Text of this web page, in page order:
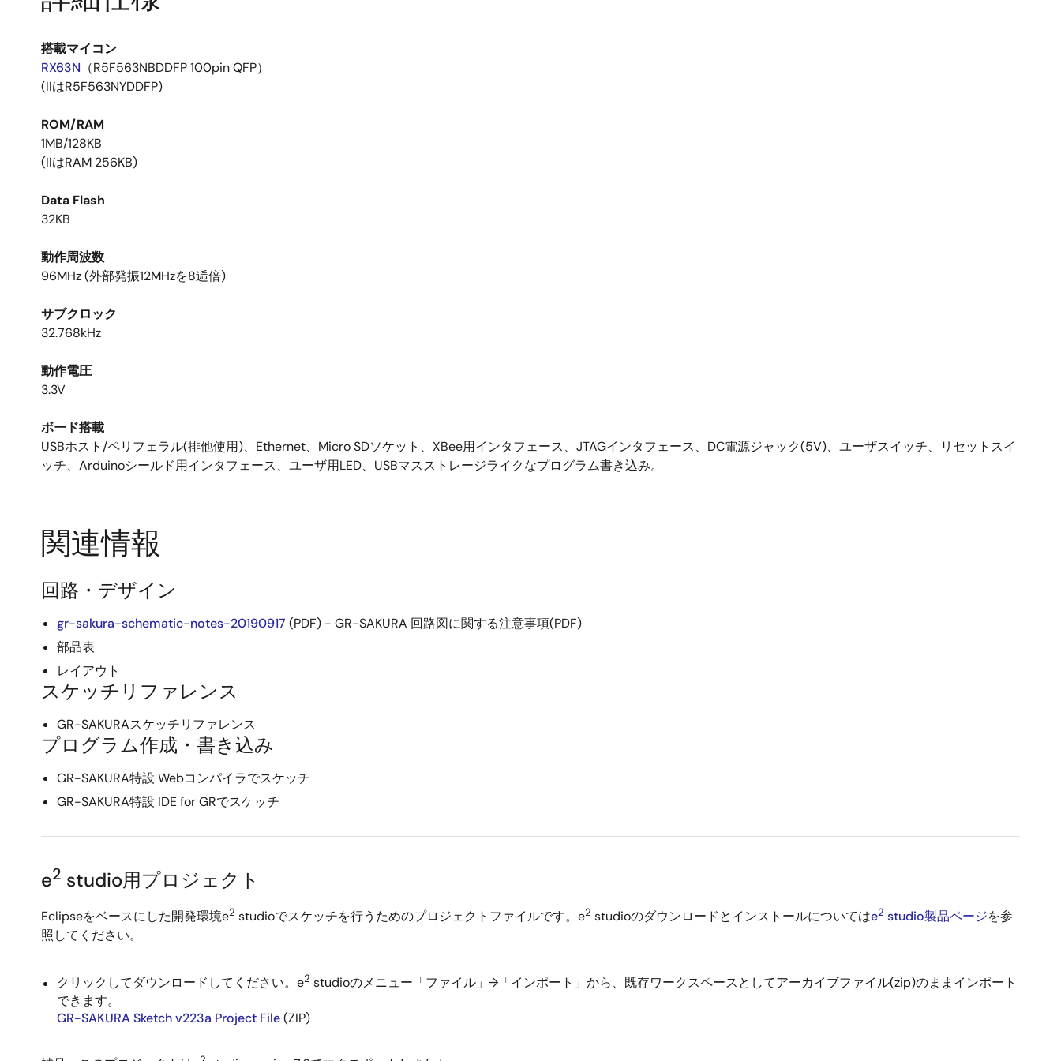
搭載マイコン
RX63N （R5F563NBDDFP 100pin QFP）
(IIはR5F563NYDDFP)
ROM/RAM
1MB/128KB
(IIはRAM 256KB)
Data Flash
32KB
動作周波数
96MHz (外部発振12MHzを8逓倍)
サブクロック
32.768kHz
動作電圧
3.3V
ボード搭載
USBホスト/ペリフェラル(排他使用)、Ethernet、Micro SDソケット、XBee用インタフェース、JTAGインタフェース、DC電源ジャック(5V)、ユーザスイッチ、リセットスイ
ッチ、Arduinoシールド用インタフェース、ユーザ用LED、USBマスストレージライクなプログラム書き込み。
関連情報
回路・デザイン
gr-sakura-schematic-notes-20190917 (PDF) - GR-SAKURA 回路図に関する注意事項(PDF)
部品表
レイアウト
スケッチリファレンス
GR-SAKURAスケッチリファレンス
プログラム作成・書き込み
GR-SAKURA特設 Webコンパイラでスケッチ
GR-SAKURA特設 IDE for GRでスケッチ
e2 studio用プロジェクト
Eclipseをベースにした開発環境e2 studioでスケッチを行うためのプロジェクトファイルです。e2 studioのダウンロードとインストールについてはe2 studio製品ページを参
照してください。
クリックしてダウンロードしてください。e2 studioのメニュー「ファイル」→「インポート」から、既存ワークスペースとしてアーカイブファイル(zip)のままインポート
できます。
GR-SAKURA Sketch v223a Project File(ZIP)